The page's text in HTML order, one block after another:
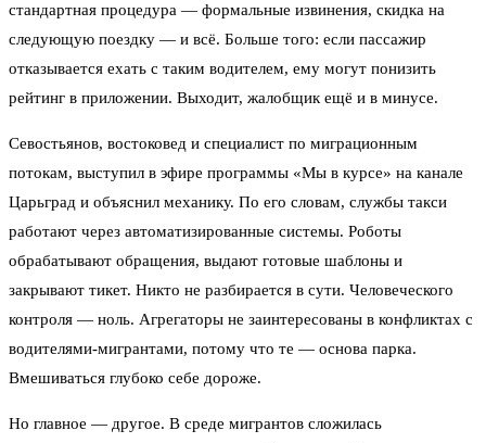
стандартная процедура — формальные извинения, скидка на
следующую поездку — и всё. Больше того: если пассажир
отказывается ехать с таким водителем, ему могут понизить
рейтинг в приложении. Выходит, жалобщик ещё и в минусе.
Севостьянов, востоковед и специалист по миграционным
потокам, выступил в эфире программы «Мы в курсе» на канале
Царьград и объяснил механику. По его словам, службы такси
работают через автоматизированные системы. Роботы
обрабатывают обращения, выдают готовые шаблоны и
закрывают тикет. Никто не разбирается в сути. Человеческого
контроля — ноль. Агрегаторы не заинтересованы в конфликтах с
водителями-мигрантами, потому что те — основа парка.
Вмешиваться глубоко себе дороже.
Но главное — другое. В среде мигрантов сложилась